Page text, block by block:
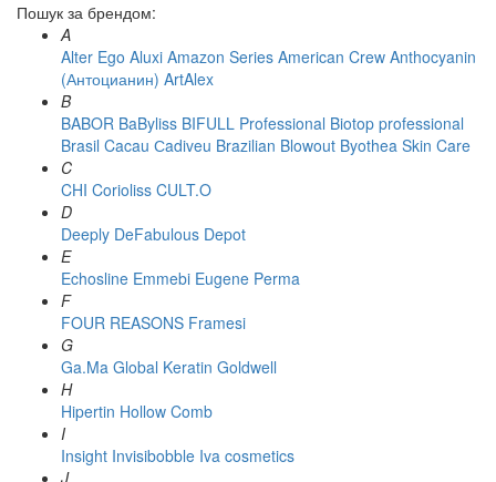
Пошук за брендом:
A
Alter Ego Aluxi Amazon Series American Crew Anthocyanin
(Антоцианин) ArtAlex
B
BABOR BaByliss BIFULL Professional Biotop professional
Brasil Cacau Сadiveu Brazilian Blowout Byothea Skin Care
C
CHI Corioliss CULT.O
D
Deeply DeFabulous Depot
E
Echosline Emmebi Eugene Perma
F
FOUR REASONS Framesi
G
Ga.Ma Global Keratin Goldwell
H
Hipertin Hollow Comb
I
Insight Invisibobble Iva cosmetics
J